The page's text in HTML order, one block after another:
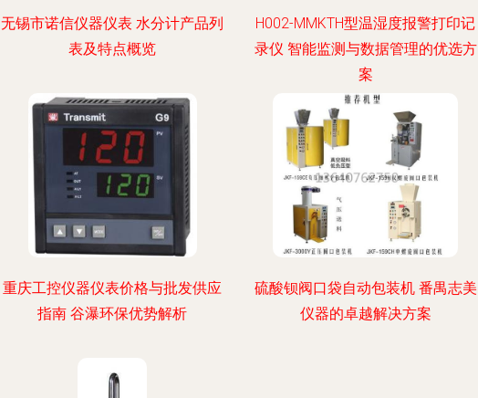
无锡市诺信仪器仪表 水分计产品列
表及特点概览
H002-MMKTH型温湿度报警打印记
录仪 智能监测与数据管理的优选方
案
重庆工控仪器仪表价格与批发供应
指南 谷瀑环保优势解析
硫酸钡阀口袋自动包装机 番禺志美
仪器的卓越解决方案